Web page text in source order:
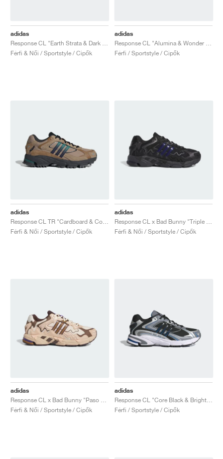
adidas
Férfi & Női / Sportstyle / Cipők
adidas
Férfi / Sportstyle / Cipők
adidas
Férfi & Női / Sportstyle / Cipők
adidas
Férfi & Női / Sportstyle / Cipők
adidas
Férfi & Női / Sportstyle / Cipők
adidas
Férfi / Sportstyle / Cipők